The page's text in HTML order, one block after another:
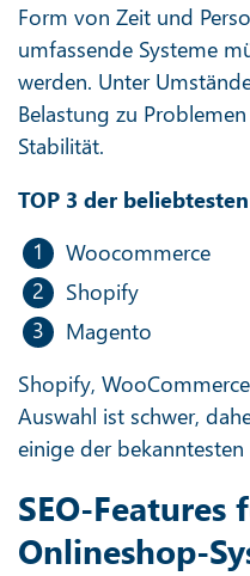
Form von Zeit und
umfassende Systeme
werden. Unter
Belastung zu
Stabilität.
TOP 3 der
Woocommerce
Shopify
Magento
Shopify,
Auswahl ist schwer,
einige der
SEO-Features
Onlineshop-